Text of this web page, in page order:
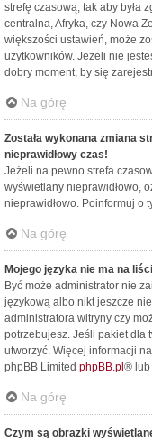
strefę czasową, tak aby była
centralna, Afryka, czy Nowa
większości ustawień, może
użytkowników. Jeżeli nie
dobry moment, by się
Na górę
Została wykonana zmiana
nieprawidłowy czas!
Jeżeli na pewno strefa
wyświetlany nieprawidłowo,
nieprawidłowo. Poinformuj o
Na górę
Mojego języka nie ma na
Być może administrator nie
językową albo nikt jeszcze
administratora witryny czy
potrzebujesz. Jeśli pakiet dla
utworzyć. Więcej informacji
phpBB Limited phpBB.pl ® lub
Na górę
Czym są obrazki